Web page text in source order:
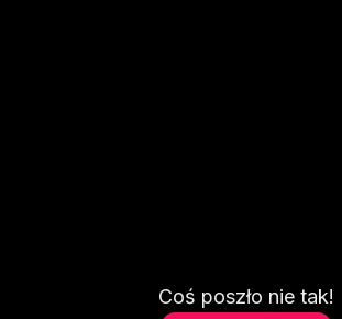
Coś poszło nie tak!